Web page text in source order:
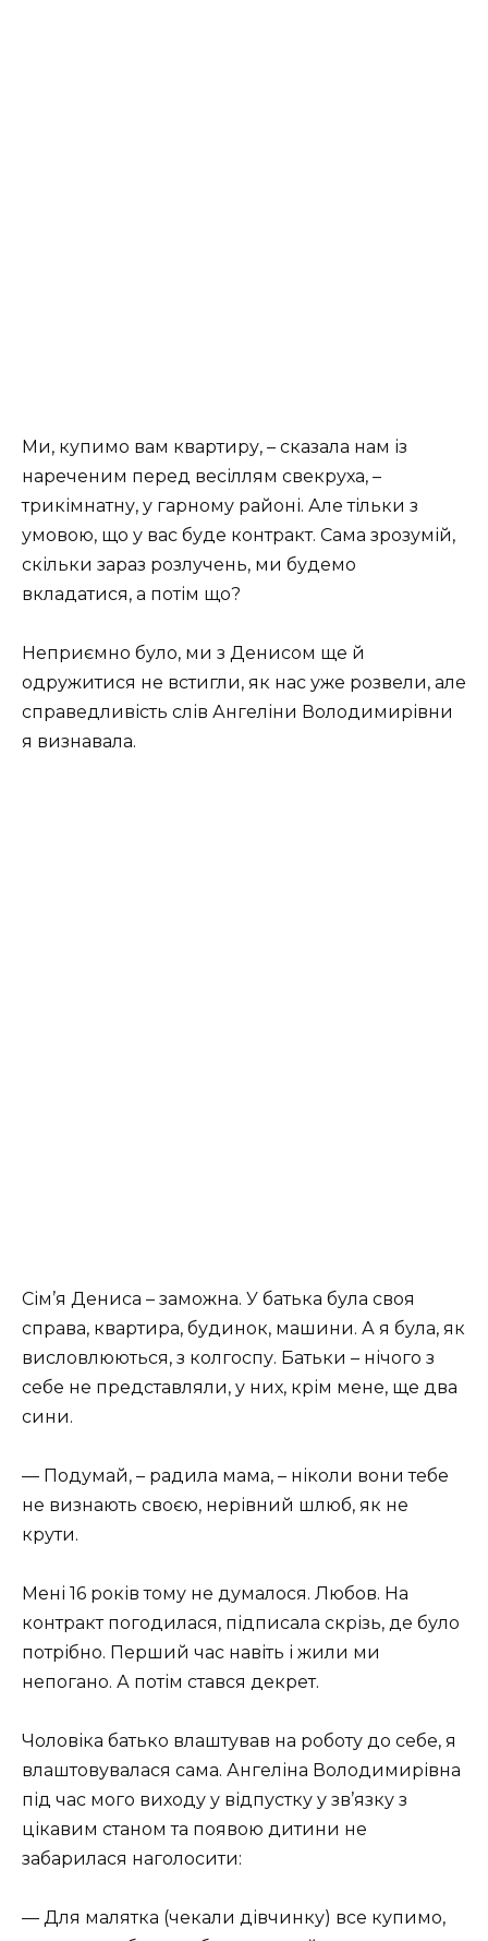
Ми, купимо вам квартиру, – сказала нам із
нареченим перед весіллям свекруха, –
трикімнатну, у гарному районі. Але тільки з
умовою, що у вас буде контракт. Сама зрозумій,
скільки зараз розлучень, ми будемо
вкладатися, а потім що?
Неприємно було, ми з Денисом ще й
одружитися не встигли, як нас уже розвели, але
справедливість слів Ангеліни Володимирівни
я визнавала.
Сім’я Дениса – заможна. У батька була своя
справа, квартира, будинок, машини. А я була, як
висловлюються, з колгоспу. Батьки – нічого з
себе не представляли, у них, крім мене, ще два
сини.
— Подумай, – радила мама, – ніколи вони тебе
не визнають своєю, нерівний шлюб, як не
крути.
Мені 16 років тому не думалося. Любов. На
контракт погодилася, підписала скрізь, де було
потрібно. Перший час навіть і жили ми
непогано. А потім стався декрет.
Чоловіка батько влаштував на роботу до себе, я
влаштовувалася сама. Ангеліна Володимирівна
під час мого виходу у відпустку у зв’язку з
цікавим станом та появою дитини не
забарилася наголосити:
— Для малятка (чекали дівчинку) все купимо,